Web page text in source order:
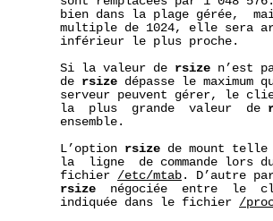
bien dans la plage gérée,
multiple de 1024, elle sera
inférieur le plus proche.
Si la valeur de
rsize n’est
de
rsize dépasse le
serveur peuvent gérer, le
la  plus  grande  valeur  de
ensemble.
L’option
rsize de mount
la  ligne  de commande lors
fichier
/etc/mtab . D’autre
rsize
négociée  entre  le
indiquée dans le fichier
/